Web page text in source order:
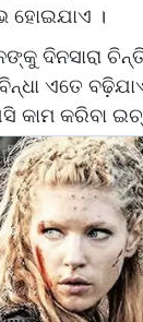
ହୋଇଯାଏ ।
ଦିନସାରା
ଏତେ
କାମ କରିବା